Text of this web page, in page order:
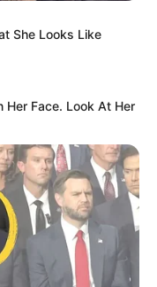
fordulni amiatt
most sem tartja
óta hogyan
She Looks Like
Her Face. Look At Her